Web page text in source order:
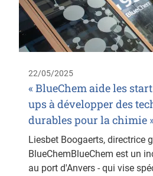
22/05/2025
« BlueChem aide les
ups à développer des
durables pour la chimie
Liesbet Boogaerts, directrice
BlueChemBlueChem est un
au port d'Anvers - qui vise